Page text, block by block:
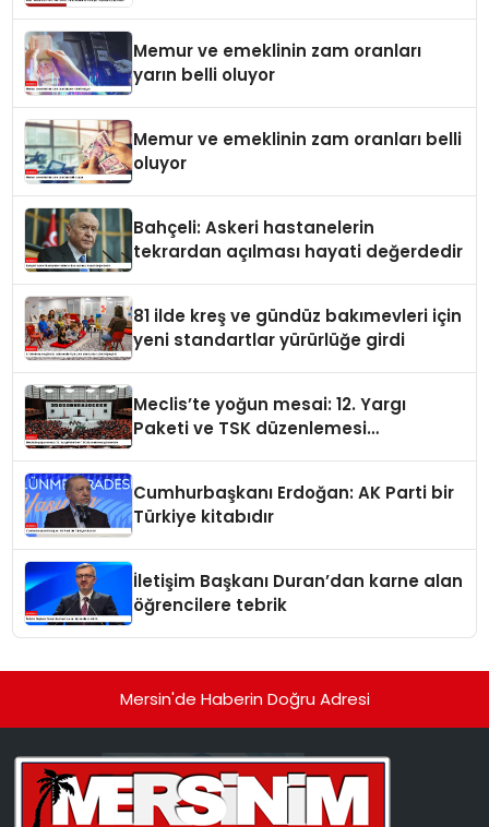
Memur ve emeklinin zam oranları
yarın belli oluyor
Memur ve emeklinin zam oranları belli
oluyor
Bahçeli: Askeri hastanelerin
tekrardan açılması hayati değerdedir
81 ilde kreş ve gündüz bakımevleri için
yeni standartlar yürürlüğe girdi
Meclis’te yoğun mesai: 12. Yargı
Paketi ve TSK düzenlemesi
Cumhurbaşkanı Erdoğan: AK Parti bir
Türkiye kitabıdır
İletişim Başkanı Duran’dan karne alan
öğrencilere tebrik
Mersin'de Haberin Doğru Adresi